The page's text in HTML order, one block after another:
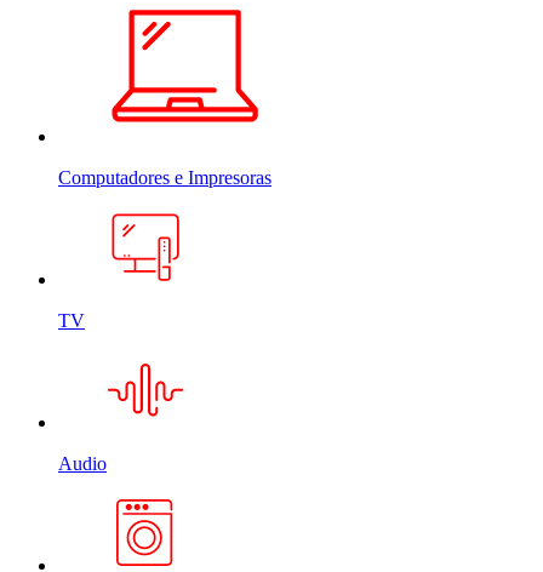
Computadores e Impresoras
TV
Audio